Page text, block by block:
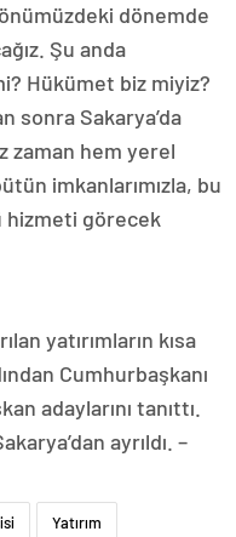
dönemde
Şu anda
Hükümet biz miyiz?
sonra Sakarya’da
zaman hem yerel
imkanlarımızla, bu
hizmeti görecek
yatırımların kısa
Cumhurbaşkanı
adaylarını tanıttı.
ayrıldı. –
Yatırım